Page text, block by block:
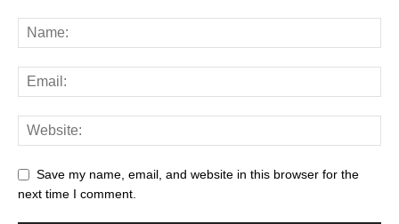
Save my name, email, and website in this browser for the
next time I comment.